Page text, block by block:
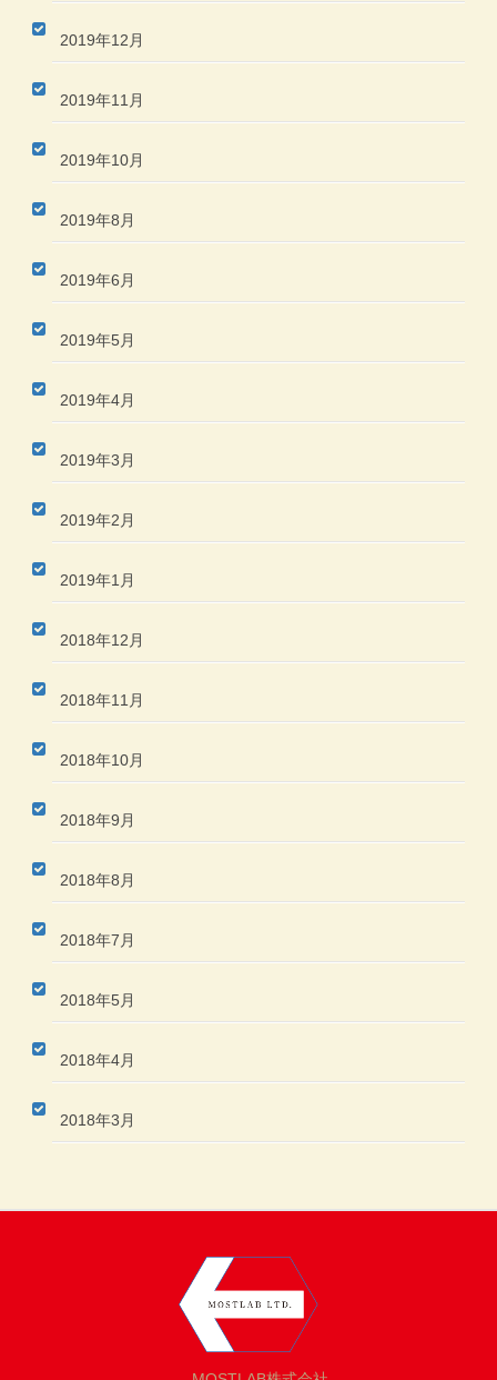
2019年12月
2019年11月
2019年10月
2019年8月
2019年6月
2019年5月
2019年4月
2019年3月
2019年2月
2019年1月
2018年12月
2018年11月
2018年10月
2018年9月
2018年8月
2018年7月
2018年5月
2018年4月
2018年3月